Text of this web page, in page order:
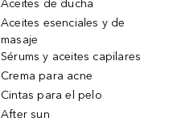
Aceites de ducha
Aceites esenciales y de
masaje
Sérums y aceites capilares
Crema para acne
Cintas para el pelo
After sun